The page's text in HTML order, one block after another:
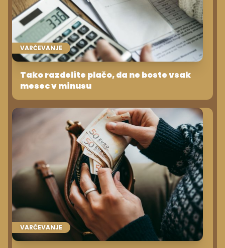
VARČEVANJE
Tako razdelite plačo, da ne boste vsak
mesec v minusu
VARČEVANJE